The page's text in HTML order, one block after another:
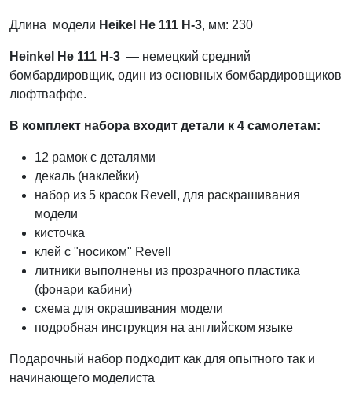
Длина модели Heikel He 111 H-3, мм: 230
Heinkel He 111 H-3 — немецкий средний
бомбардировщик, один из основных бомбардировщиков
люфтваффе.
В комплект набора входит детали к 4 самолетам:
12 рамок с деталями
декаль (наклейки)
набор из 5 красок Revell, для раскрашивания
модели
кисточка
клей с "носиком" Revell
литники выполнены из прозрачного пластика
(фонари кабини)
схема для окрашивания модели
подробная инструкция на английском языке
Подарочный набор подходит как для опытного так и
начинающего моделиста